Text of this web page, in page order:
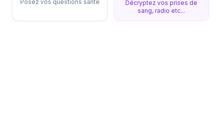
Posez vos questions santé
Décryptez vos prises de
sang, radio etc...